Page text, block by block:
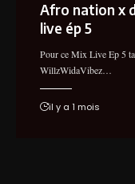
Afro nation x
live ép 5
Pour ce Mix Live Ep 5
WillzWidaVibez…
il y a 1 mois